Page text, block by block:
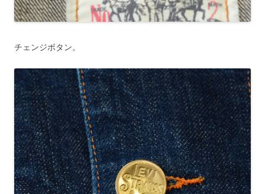
チェンジボタン。